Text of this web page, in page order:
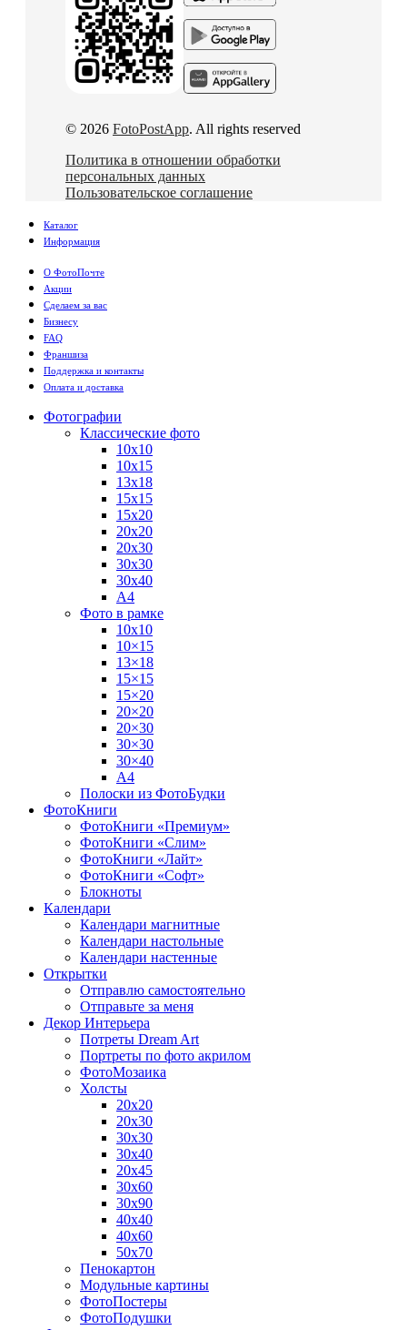
© 2026 FotoPostApp. All rights reserved
Политика в отношении обработки
персональных данных
Пользовательское соглашение
Каталог
Информация
О ФотоПочте
Акции
Сделаем за вас
Бизнесу
FAQ
Франшиза
Поддержка и контакты
Оплата и доставка
Фотографии
Классические фото
10х10
10х15
13х18
15х15
15х20
20х20
20х30
30х30
30х40
А4
Фото в рамке
10х10
10×15
13×18
15×15
15×20
20×20
20×30
30×30
30×40
A4
Полоски из ФотоБудки
ФотоКниги
ФотоКниги «Премиум»
ФотоКниги «Слим»
ФотоКниги «Лайт»
ФотоКниги «Софт»
Блокноты
Календари
Календари магнитные
Календари настольные
Календари настенные
Открытки
Отправлю самостоятельно
Отправьте за меня
Декор Интерьера
Потреты Dream Art
Портреты по фото акрилом
ФотоМозаика
Холсты
20х20
20х30
30х30
30х40
20х45
30х60
30х90
40х40
40х60
50х70
Пенокартон
Модульные картины
ФотоПостеры
ФотоПодушки